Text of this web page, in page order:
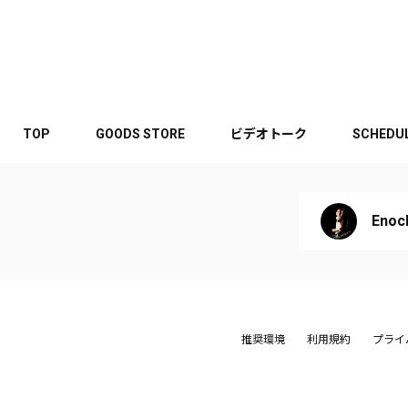
TOP GOODS STORE ビデオトーク
推奨環境 利用規約 プラ